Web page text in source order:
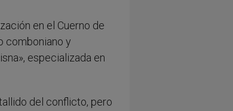
en el Cuerno de
comboniano y
especializada en
del conflicto, pero